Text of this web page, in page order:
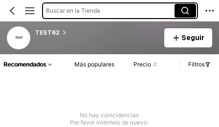
Buscar en la Tienda
TEST62
Seguir
Recomendados Más populares Precio Filtros
No hay coincidencias
Por favor inténtelo de nuevo.